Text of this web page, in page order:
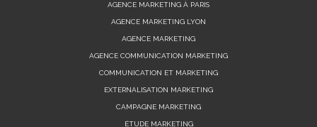
AGENCE MARKETING À PARIS
AGENCE MARKETING LYON
AGENCE MARKETING
AGENCE COMMUNICATION MARKETING
COMMUNICATION ET MARKETING
EXTERNALISATION MARKETING
CAMPAGNE MARKETING
ÉTUDE MARKETING